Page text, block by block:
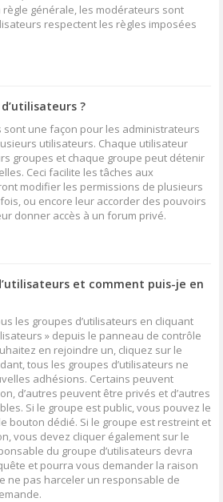
règle générale, les modérateurs sont
respectent les règles imposées
?
sont une façon pour les administrateurs
utilisateurs. Chaque utilisateur
groupes et chaque groupe peut détenir
Ceci facilite les tâches aux
modifier les permissions de plusieurs
ou encore leur accorder des pouvoirs
donner accès à un forum privé.
et comment puis-je en
les groupes d’utilisateurs en cliquant
» depuis le panneau de contrôle
en rejoindre un, cliquez sur le
tous les groupes d’utilisateurs ne
adhésions. Certains peuvent
d’autres peuvent être privés et d’autres
Si le groupe est public, vous pouvez le
bouton dédié. Si le groupe est restreint et
vous devez cliquer également sur le
du groupe d’utilisateurs devra
et pourra vous demander la raison
ne pas harceler un responsable de